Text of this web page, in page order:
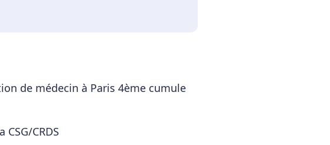
de médecin à Paris 4ème cumule
CRDS